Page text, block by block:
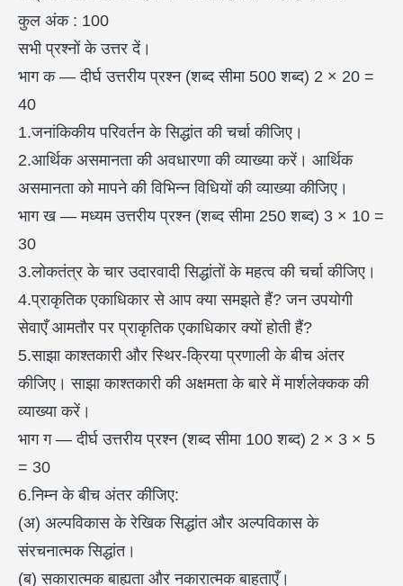
कुल अंक : 100
सभी प्रश्नों के उत्तर दें।
भाग क — दीर्घ उत्तरीय प्रश्न (शब्द सीमा 500 शब्द) 2 × 20 =
40
1.जनांकिकीय परिवर्तन के सिद्धांत की चर्चा कीजिए।
2.आर्थिक असमानता की अवधारणा की व्याख्या करें। आर्थिक
असमानता को मापने की विभिन्न विधियों की व्याख्या कीजिए।
भाग ख — मध्यम उत्तरीय प्रश्न (शब्द सीमा 250 शब्द) 3 × 10 =
30
3.लोकतंत्र के चार उदारवादी सिद्धांतों के महत्व की चर्चा कीजिए।
4.प्राकृतिक एकाधिकार से आप क्या समझते हैं? जन उपयोगी
सेवाएँ आमतौर पर प्राकृतिक एकाधिकार क्यों होती हैं?
5.साझा काश्तकारी और स्थिर-क्रिया प्रणाली के बीच अंतर
कीजिए। साझा काश्तकारी की अक्षमता के बारे में मार्शलेक्कक की
व्याख्या करें।
भाग ग — दीर्घ उत्तरीय प्रश्न (शब्द सीमा 100 शब्द) 2 × 3 × 5
= 30
6.निम्न के बीच अंतर कीजिए:
(अ) अल्पविकास के रेखिक सिद्धांत और अल्पविकास के
संरचनात्मक सिद्धांत।
(ब) सकारात्मक बाह्यता और नकारात्मक बाहताएँ।